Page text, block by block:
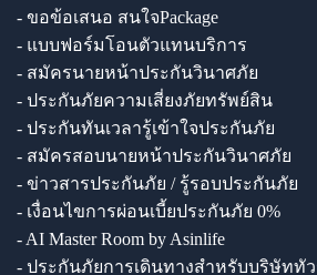
- ขอข้อเสนอ สนใจPackage
- แบบฟอร์มโอนตัวแทนบริการ
- สมัครนายหน้าประกันวินาศภัย
- ประกันภัยความเสี่ยงภัยทรัพย์สิน
- ประกันทันเวลารู้เข้าใจประกันภัย
- สมัครสอบนายหน้าประกันวินาศภัย
- ข่าวสารประกันภัย / รู้รอบประกันภัย
- เงื่อนไขการผ่อนเบี้ยประกันภัย 0%
- AI Master Room by Asinlife
- ประกันภัยการเดินทางสำหรับบริษัททั